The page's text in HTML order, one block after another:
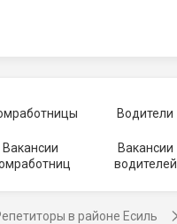
Водители
Вакансии
Вакансии
водителей
в районе Есиль